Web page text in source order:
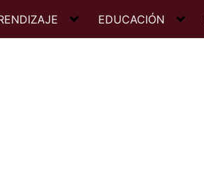
EDUCACIÓN